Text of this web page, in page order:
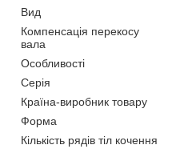
Вид
Компенсація перекосу
вала
Особливості
Серія
Країна-виробник товару
Форма
Кількість рядів тіл кочення